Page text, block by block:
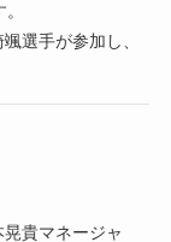
選手が参加し、
貴マネージャ